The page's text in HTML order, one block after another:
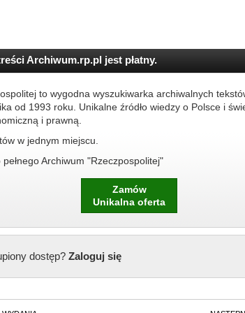
Archiwum.rp.pl jest płatny.
to wygodna wyszukiwarka archiwalnych
od 1993 roku. Unikalne źródło wiedzy o Polsce i
i prawną.
w jednym miejscu.
Archiwum "Rzeczpospolitej"
Zamów
Unikalna oferta
dostęp?Zaloguj się